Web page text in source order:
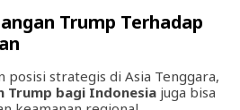
Trump Terhadap
posisi strategis di Asia Tenggara,
Trump bagi Indonesia juga bisa